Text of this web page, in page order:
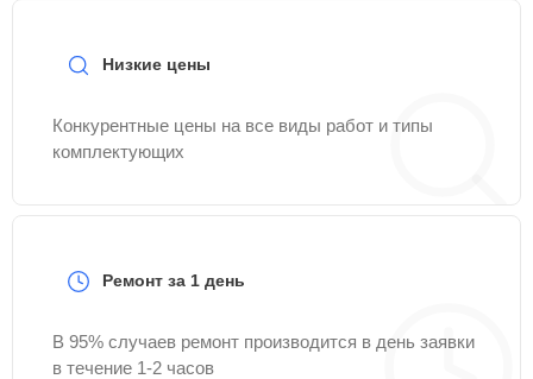
Низкие цены
Конкурентные цены на все виды работ и типы
комплектующих
Ремонт за 1 день
В 95% случаев ремонт производится в день заявки
в течение 1-2 часов